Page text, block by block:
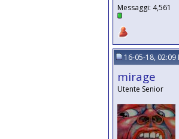
Messaggi: 4,561
16-05-18, 02:09
mirage
Utente Senior